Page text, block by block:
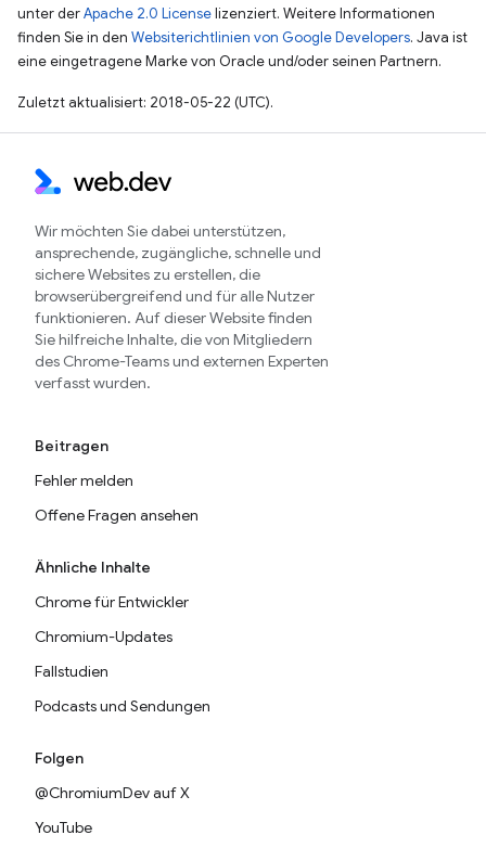
unter derApache 2.0 Licenselizenziert. Weitere Informationen
finden Sie in den Websiterichtlinien von Google Developers. Java ist
eine eingetragene Marke von Oracle und/oder seinen Partnern.
Zuletzt aktualisiert: 2018-05-22 (UTC).
Wir möchten Sie dabei unterstützen,
ansprechende, zugängliche, schnelle und
sichere Websites zu erstellen, die
browserübergreifend und für alle Nutzer
funktionieren. Auf dieser Website finden
Sie hilfreiche Inhalte, die von Mitgliedern
des Chrome-Teams und externen Experten
verfasst wurden.
Beitragen
Fehler melden
Offene Fragen ansehen
Ähnliche Inhalte
Chrome für Entwickler
Chromium-Updates
Fallstudien
Podcasts und Sendungen
Folgen
@ChromiumDev auf X
YouTube